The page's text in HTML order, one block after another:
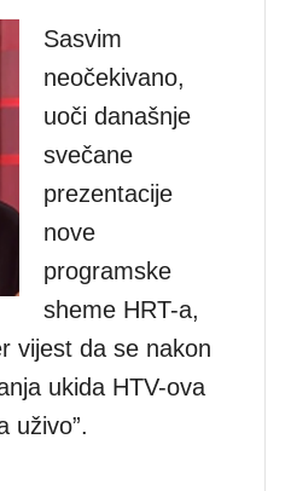
Sasvim
neočekivano,
uoči današnje
svečane
prezentacije
nove
programske
sheme HRT-a,
vijest da se nakon
ukida HTV-ova
uživo”.